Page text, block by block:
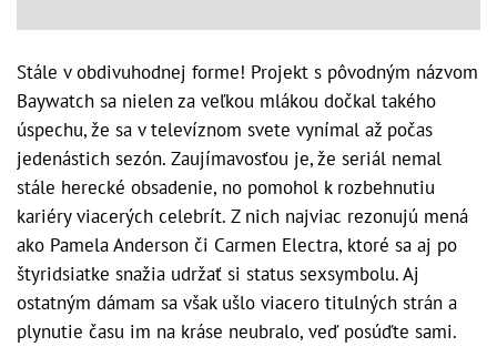
Stále v obdivuhodnej forme! Projekt s pôvodným názvom
Baywatch sa nielen za veľkou mlákou dočkal takého
úspechu, že sa v televíznom svete vynímal až počas
jedenástich sezón. Zaujímavosťou je, že seriál nemal
stále herecké obsadenie, no pomohol k rozbehnutiu
kariéry viacerých celebrít. Z nich najviac rezonujú mená
ako Pamela Anderson či Carmen Electra, ktoré sa aj po
štyridsiatke snažia udržať si status sexsymbolu. Aj
ostatným dámam sa však ušlo viacero titulných strán a
plynutie času im na kráse neubralo, veď posúďte sami.